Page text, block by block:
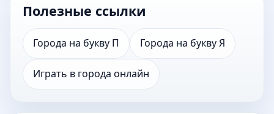
Полезные ссылки
Города на букву П Города на букву Я
Играть в города онлайн